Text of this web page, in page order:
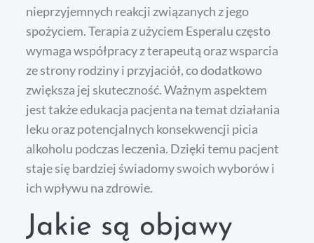
nieprzyjemnych reakcji związanych z jego
spożyciem. Terapia z użyciem Esperalu często
wymaga współpracy z terapeutą oraz wsparcia
ze strony rodziny i przyjaciół, co dodatkowo
zwiększa jej skuteczność. Ważnym aspektem
jest także edukacja pacjenta na temat działania
leku oraz potencjalnych konsekwencji picia
alkoholu podczas leczenia. Dzięki temu pacjent
staje się bardziej świadomy swoich wyborów i
ich wpływu na zdrowie.
Jakie są objawy